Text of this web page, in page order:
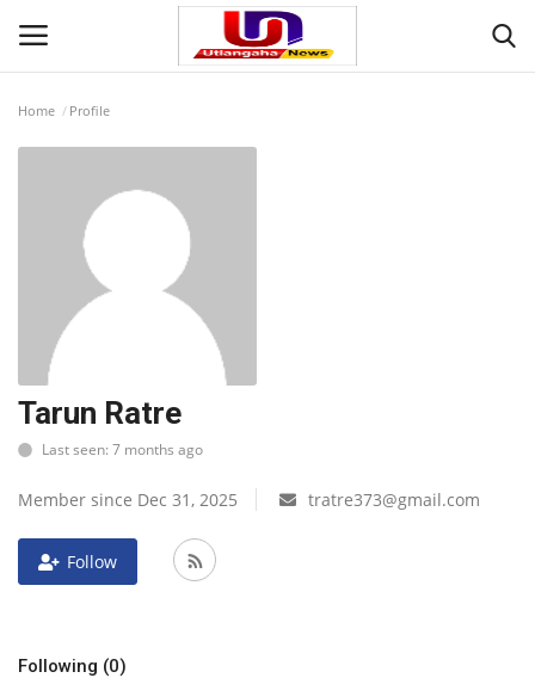
मनोरंजन
राज्य
खेल
Home Profile
Tarun Ratre
Last seen: 7 months ago
Member since Dec 31, 2025 tratre373@gmail.com
Follow
Following (0)